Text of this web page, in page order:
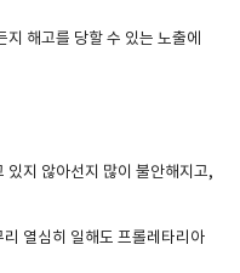
해고를 당할 수 있는 노출에
있지 않아선지 많이 불안해지고,
리 열심히 일해도 프롤레타리아